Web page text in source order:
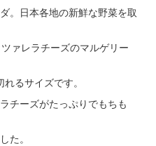
。日本各地の新鮮な野菜を取
ァレラチーズのマルゲリー
るサイズです。
チーズがたっぷりでもちも
た。